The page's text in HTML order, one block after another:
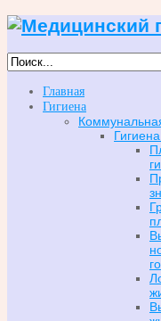
Главная
Гигиена